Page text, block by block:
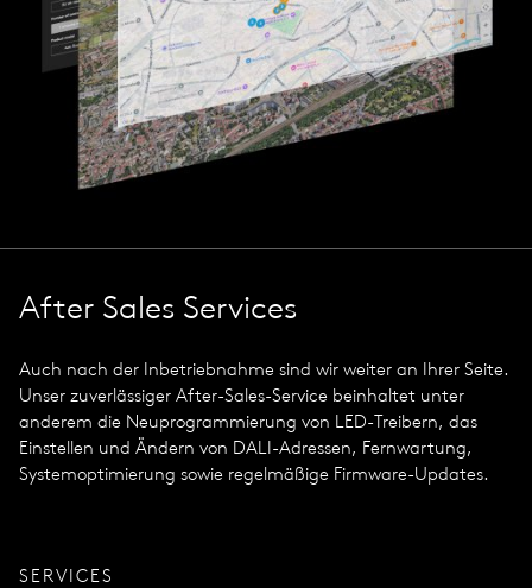
After Sales Services
Auch nach der Inbetriebnahme sind wir weiter an Ihrer Seite.
Unser zuverlässiger After-Sales-Service beinhaltet unter
anderem die Neuprogrammierung von LED-Treibern, das
Einstellen und Ändern von DALI-Adressen, Fernwartung,
Systemoptimierung sowie regelmäßige Firmware-Updates.
SERVICES